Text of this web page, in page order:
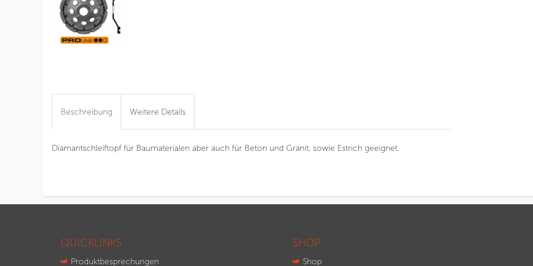
Beschreibung Weitere Details
Diamantschleiftopf für Baumaterialen aber auch für Beton und Granit, sowie Estrich geeignet.
QUICKLINKS
Produktbesprechungen
SHOP
Shop